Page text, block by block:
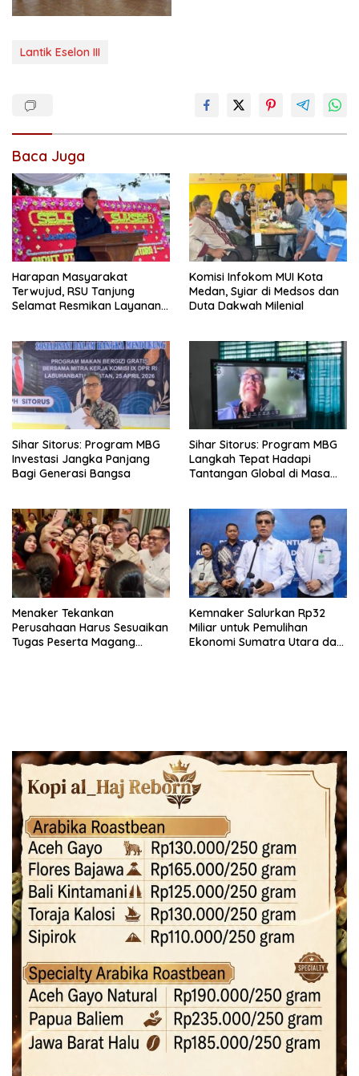
Lantik Eselon III
Baca Juga
Harapan Masyarakat
Terwujud, RSU Tanjung
Selamat Resmikan Layanan
Komisi Infokom MUI Kota
Medan, Syiar di Medsos dan
Duta Dakwah Milenial
Sihar Sitorus: Program MBG
Investasi Jangka Panjang
Bagi Generasi Bangsa
Sihar Sitorus: Program MBG
Langkah Tepat Hadapi
Tantangan Global di Masa
Menaker Tekankan
Perusahaan Harus Sesuaikan
Tugas Peserta Magang
Kemnaker Salurkan Rp32
Miliar untuk Pemulihan
Ekonomi Sumatra Utara dan